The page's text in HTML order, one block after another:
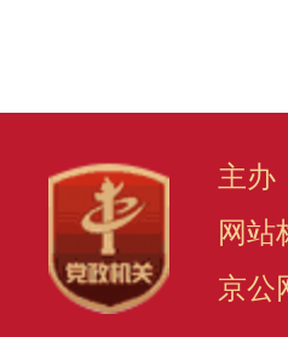
主办
网站
京公